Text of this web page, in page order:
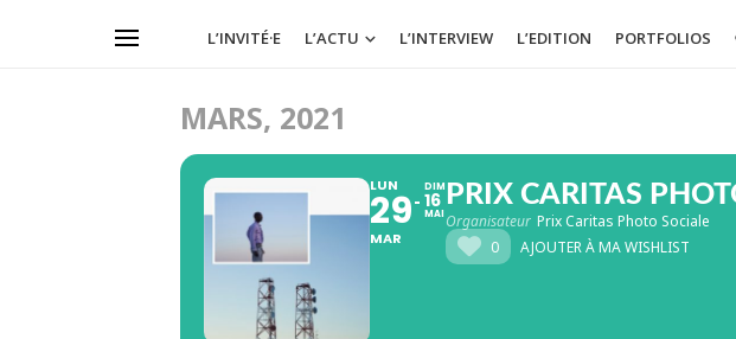
L’INVITÉ·E L’ACTU L’INTERVIEW L’EDITION PORTFOLIOS
MARS, 2021
LUN
29
MAR
DIM
16
MAI
PRIX CARITAS
Organisateur Prix Caritas Photo Sociale
0
AJOUTER À MA WISHLIST